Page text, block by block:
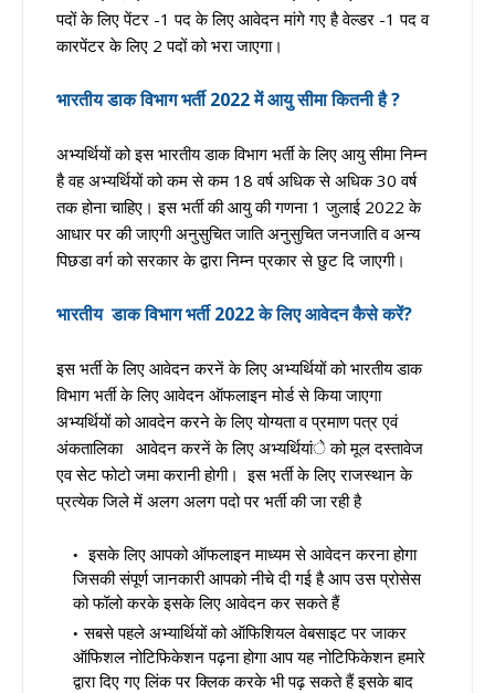
पदों के लिए पेंटर -1 पद के लिए आवेदन मांगे गए है वेल्डर -1 पद व
कारपेंटर के लिए 2 पदों को भरा जाएगा।
भारतीय डाक विभाग भर्ती 2022में आयु सीमा कितनी है ?
अभ्यर्थियों को इस भारतीय डाक विभाग भर्ती के लिए आयु सीमा निम्न
है वह अभ्यर्थियों को कम से कम 18 वर्ष अधिक से अधिक 30 वर्ष
तक होना चाहिए। इस भर्ती की आयु की गणना 1 जुलाई 2022 के
आधार पर की जाएगी अनुसुचित जाति अनुसुचित जनजाति व अन्य
पिछडा वर्ग को सरकार के द्वारा निम्न प्रकार से छुट दि जाएगी।
भारतीयडाक विभाग भर्ती2022के लिए आवेदन कैसे करें?
इस भर्ती के लिए आवेदन करनें के लिए अभ्यर्थियों को भारतीय डाक
विभाग भर्ती के लिए आवेदन ऑफलाइन मोर्ड से किया जाएगा
अभ्यर्थियों को आवदेन करने के लिए योग्यता व प्रमाण पत्र एवं
अंकतालिका आवेदन करनें के लिए अभ्यर्थियांे को मूल दस्तावेज
एव सेट फोटो जमा करानी होगी। इस भर्ती के लिए राजस्थान के
प्रत्येक जिले में अलग अलग पदो पर भर्ती की जा रही है
इसके लिए आपको ऑफलाइन माध्यम से आवेदन करना होगा
जिसकी संपूर्ण जानकारी आपको नीचे दी गई है आप उस प्रोसेस
को फॉलो करके इसके लिए आवेदन कर सकते हैं
सबसे पहले अभ्यार्थियों को ऑफिशियल वेबसाइट पर जाकर
ऑफिशल नोटिफिकेशन पढ़ना होगा आप यह नोटिफिकेशन हमारे
द्वारा दिए गए लिंक पर क्लिक करके भी पढ़ सकते हैं इसके बाद